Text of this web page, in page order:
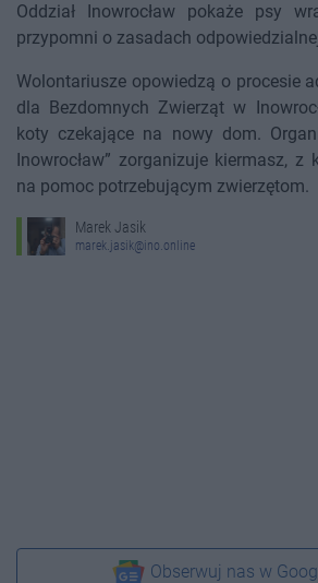
Oddział Inowrocław pokaże psy
przypomni o zasadach
Wolontariusze opowiedzą o procesie
dla Bezdomnych Zwierząt w
koty czekające na nowy dom.
Inowrocław” zorganizuje kiermasz,
na pomoc potrzebującym zwierzętom.
Marek Jasik
marek.jasik@ino.online
Obserwuj nas w